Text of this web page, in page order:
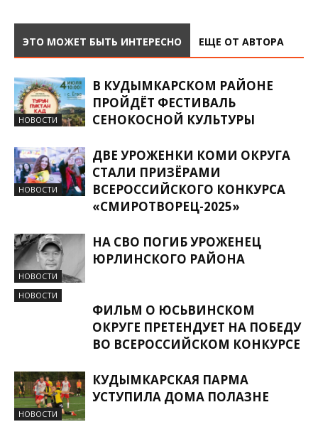
ЭТО МОЖЕТ БЫТЬ ИНТЕРЕСНО ЕЩЕ ОТ АВТОРА
НОВОСТИ
В КУДЫМКАРСКОМ РАЙОНЕ
ПРОЙДЁТ ФЕСТИВАЛЬ
СЕНОКОСНОЙ КУЛЬТУРЫ
НОВОСТИ
ДВЕ УРОЖЕНКИ КОМИ ОКРУГА
СТАЛИ ПРИЗЁРАМИ
ВСЕРОССИЙСКОГО КОНКУРСА
«СМИРОТВОРЕЦ-2025»
НОВОСТИ
НА СВО ПОГИБ УРОЖЕНЕЦ
ЮРЛИНСКОГО РАЙОНА
НОВОСТИ
ФИЛЬМ О ЮСЬВИНСКОМ
ОКРУГЕ ПРЕТЕНДУЕТ НА ПОБЕДУ
ВО ВСЕРОССИЙСКОМ КОНКУРСЕ
НОВОСТИ
КУДЫМКАРСКАЯ ПАРМА
УСТУПИЛА ДОМА ПОЛАЗНЕ